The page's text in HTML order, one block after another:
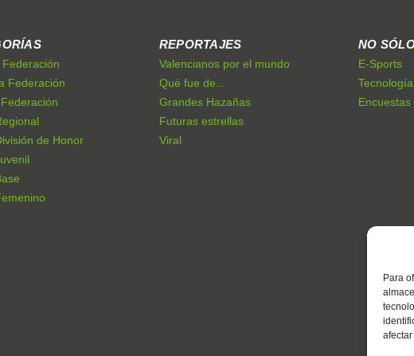
Para
Federación
de Honor
REPORTAJES
Valencianos por el mundo
Qué fue de...
Grandes Hazañas
Futuras estrellas
Viral
NO
E-Sports
Tecnología
Encuestas